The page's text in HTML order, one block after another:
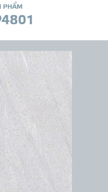
THƯ
TIN SỰ KIỆN
TIN CHUYÊN MÔN
LIÊN HỆ - TƯ
PHẨM
4801